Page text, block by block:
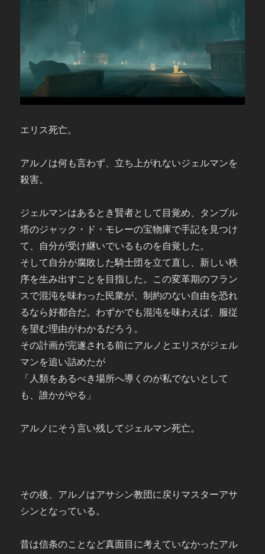
エリス死亡。
アルノは何も言わず、立ち上がれないジェルマンを
殺害。
ジェルマンはあるとき賢者として目覚め、タンプル
塔のジャック・ド・モレーの宝物庫で手記を見つけ
て、自分が受け継いでいるものを自覚した。
そして自分が腐敗した騎士団を立て直し、新しい秩
序を生み出すことを目指した。この変革期のフラン
スで混沌を味わった民衆が、制約のない自由を恐れ
るなら好都合だ。わずかでも混沌を味わえば、服従
を望む理由がわかるだろう。
その計画が完遂される前にアルノとエリスがジェル
マンを追い詰めたが
「人類をあるべき場所へ導くのが私でないとして
も、誰かがやる」
アルノにそう言い残してジェルマン死亡。
その後、アルノはアサシン教団に戻りマスターアサ
シンとなっている。
昔は信条のことなど真面目に考えていなかったアル